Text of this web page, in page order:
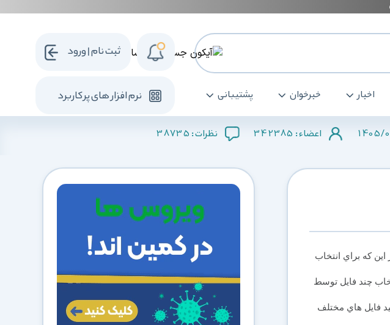
اخبار خبرخوان پشتیبانی نرم افزار های پرکاربرد
ثبت نام | ورود
1405/ اعضاء : 342385 نظرات : 38735
اين که براي انتخاب
چند فايل توسط
فايل هاي مختلف